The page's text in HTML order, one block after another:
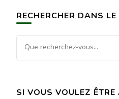
RECHERCHER DANS LE
Vous
recherchiez
SI VOUS VOULEZ ÊTRE